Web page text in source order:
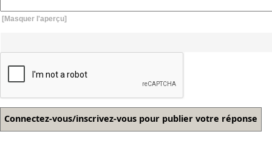
[Masquer l'aperçu]